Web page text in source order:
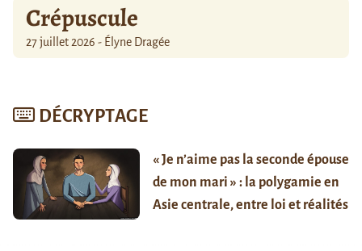
Crépuscule
27 juillet 2026 - Élyne Dragée
DÉCRYPTAGE
« Je n’aime pas la seconde épouse
de mon mari » : la polygamie en
Asie centrale, entre loi et réalités